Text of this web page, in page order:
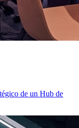
de un Hub de